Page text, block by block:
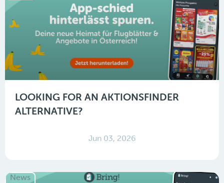
LOOKING FOR AN AKTIONSFINDER
ALTERNATIVE?
Jun 03, 2026
News